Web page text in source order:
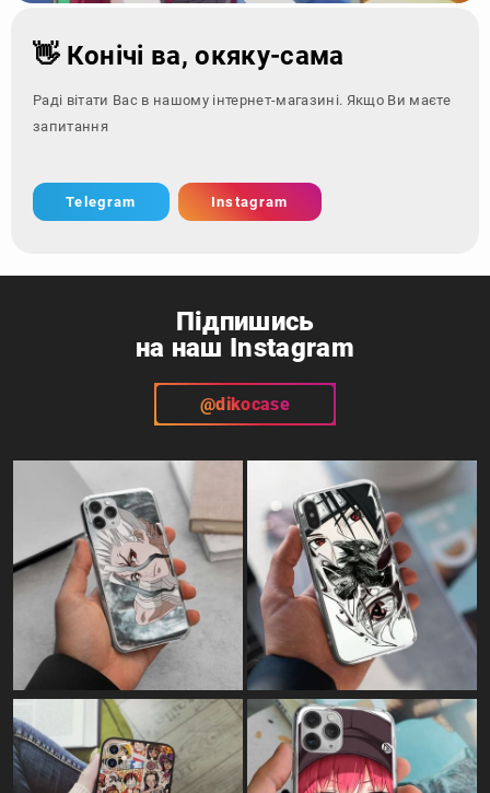
👋 Конічі ва, окяку-сама
Раді вітати Вас в нашому інтернет-магазині. Якщо Ви маєте
запитання - зверніться
Telegram Instagram
Підпишись
на наш Instagram
@dikocase